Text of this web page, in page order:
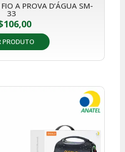
A PROVA D’ÁGUA SM-
33
106,00
PRODUTO